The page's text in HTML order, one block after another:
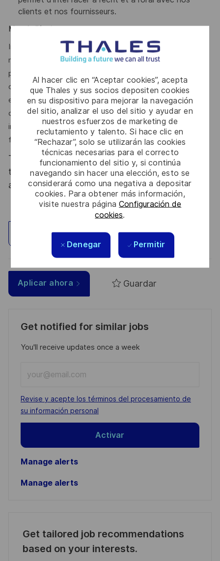
Al hacer clic en “Aceptar cookies”, acepta
que Thales y sus socios depositen cookies
en su dispositivo para mejorar la navegación
del sitio, analizar el uso del sitio y ayudar en
nuestros esfuerzos de marketing de
reclutamiento y talento. Si hace clic en
“Rechazar”, solo se utilizarán las cookies
técnicas necesarias para el correcto
funcionamiento del sitio y, si continúa
navegando sin hacer una elección, esto se
considerará como una negativa a depositar
cookies. Para obtener más información,
visite nuestra páginaConfiguración de
cookies.
Denegar Permitir
clients et nos fournisseurs.
Mot de l’équipe
Intégrer notre équipe d’ingénieurs spécialisés dans la
navigation par satellite vous offrira l’opportunité de
participer activement à la conception de systèmes
complexes et stratégiques pour l’Europe, au sein d’un
environnement international et multiculturel. Vous
collaborerez avec de nombreux acteurs institutionnels et
industriels, et contribuerez à des projets d’envergure qui
façonnent l’avenir de la navigation par satellite.
Thales, entreprise Handi-Engagée, reconnait
tous les talents. La diversité est notre meilleur
atout. Postulez et rejoignez nous !
Explorar ubicación
Aplicar ahora Guardar
Get notified for similar jobs
You'll receive updates once a week
Email
address
(Required)
Required
Revise y acepte los términos del procesamiento de
su información personal
Activar
Manage alerts
Manage alerts
Get tailored job recommendations
based on your interests.